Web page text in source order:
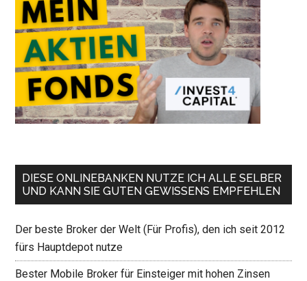
DIESE ONLINEBANKEN NUTZE ICH ALLE SELBER
UND KANN SIE GUTEN GEWISSENS EMPFEHLEN
Der beste Broker der Welt (Für Profis), den ich seit 2012
fürs Hauptdepot nutze
Bester Mobile Broker für Einsteiger mit hohen Zinsen